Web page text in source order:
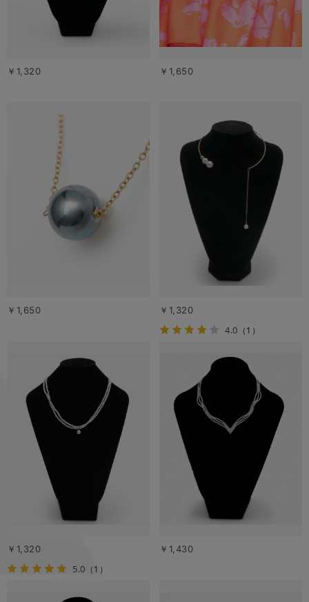
￥1,320 ￥1,650
￥1,650 ￥1,320
4.0 （1）
￥1,320
5.0 （1）
￥1,430